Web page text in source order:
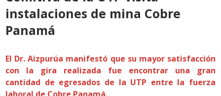
instalaciones de mina Cobre
Panamá
El Dr. Aizpurúa manifestó que su mayor satisfacción
con la gira realizada fue encontrar una gran
cantidad de egresados de la UTP entre la fuerza
laboral de Cobre Panamá.